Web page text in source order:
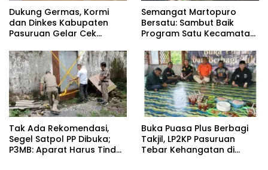
Dukung Germas, Kormi
dan Dinkes Kabupaten
Pasuruan Gelar Cek
Semangat Martopuro
Bersatu: Sambut Baik
Program Satu Kecamatan
Kebangkitan Persekabpas
‎Tak Ada Rekomendasi,
Segel Satpol PP Dibuka;
P3MB: Aparat Harus Tindak
‎Buka Puasa Plus Berbagi
Takjil, LP2KP Pasuruan
Tebar Kehangatan di